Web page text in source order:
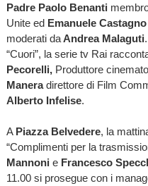
Padre Paolo Benanti
Unite ed Emanuele Castagno
moderati daAndrea Malaguti
“Cuori”, la serie tv Rai
Pecorelli,Produttore
Maneradirettore di Film
Alberto Infelise.
A Piazza Belvedere, la
“Complimenti per la
Mannoni e Francesco
11.00 si prosegue con i